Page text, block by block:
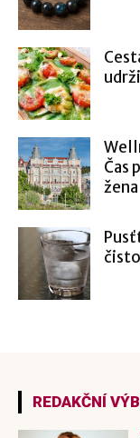
Čas
žena
REDAKČNÍ